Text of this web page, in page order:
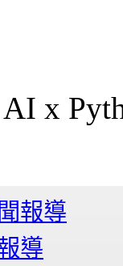
AI x
報導
導